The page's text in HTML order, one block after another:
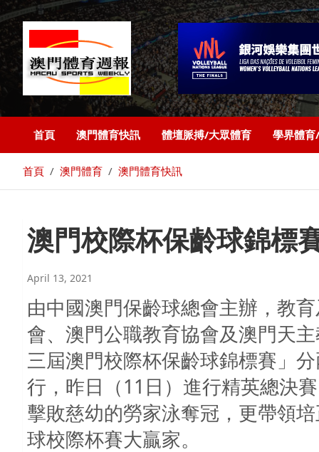
首頁 澳門體育快訊 體壇脈搏/大眾體育 學界體
首頁 澳門體育 澳門體育快訊
澳門校際杯保齡球錦標
April 13, 2021
由中國澳門保齡球總會主辦，教
會、澳門公職教育協會及澳門天
三屆澳門校際杯保齡球錦標賽」
行，昨日（11日）進行精英總決
擊敗慈幼的勞家泳奪冠，更帶領
球校際杯賽大贏家。